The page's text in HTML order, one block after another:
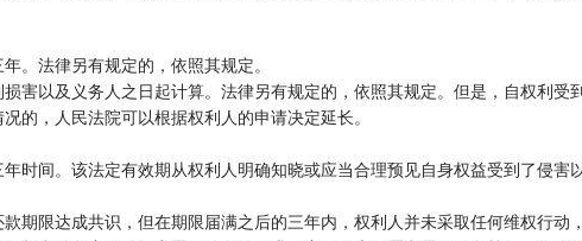
。法律另有规定的，依照其规定。
害以及义务人之日起计算。法律另有规定的，依照其规定。但是，自权利受
的，人民法院可以根据权利人的申请决定延长。
时间。该法定有效期从权利人明确知晓或应当合理预见自身权益受到了侵害
期限达成共识，但在期限届满之后的三年内，权利人并未采取任何维权行动